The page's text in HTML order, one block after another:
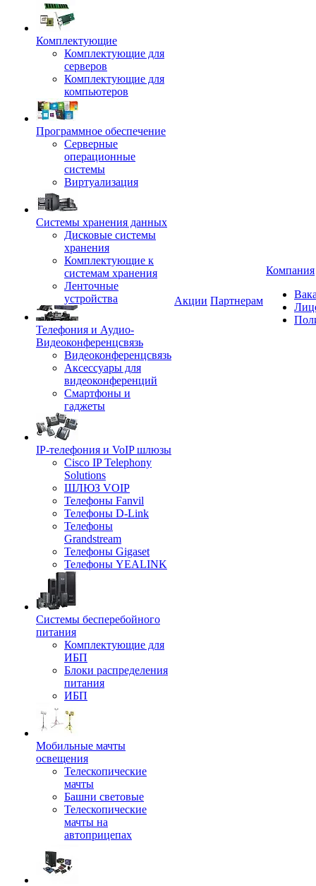
Комплектующие
Комплектующие для
серверов
Комплектующие для
компьютеров
Программное обеспечение
Серверные
операционные
системы
Виртуализация
Системы хранения данных
Дисковые системы
хранения
Комплектующие к
системам хранения
Ленточные
устройства
Телефония и Аудио-
Видеоконференцсвязь
Видеоконференцсвязь
Аксессуары для
видеоконференций
Смартфоны и
гаджеты
IP-телефония и VoIP шлюзы
Cisco IP Telephony
Solutions
ШЛЮЗ VOIP
Телефоны Fanvil
Телефоны D-Link
Телефоны
Grandstream
Телефоны Gigaset
Телефоны YEALINK
Системы бесперебойного
питания
Комплектующие для
ИБП
Блоки распределения
питания
ИБП
Мобильные мачты
освещения
Телескопические
мачты
Башни световые
Телескопические
мачты на
автоприцепах
Акции Партнерам
Компания